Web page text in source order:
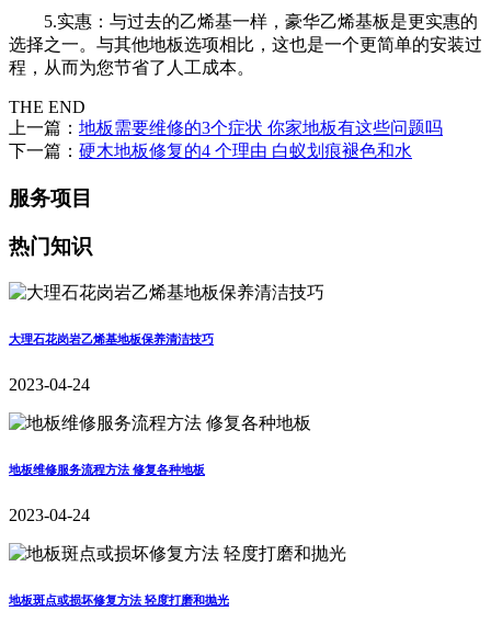
5.实惠：与过去的乙烯基一样，豪华乙烯基板是更实惠的
选择之一。与其他地板选项相比，这也是一个更简单的安装过
程，从而为您节省了人工成本。
THE END
上一篇： 地板需要维修的3个症状 你家地板有这些问题吗
下一篇： 硬木地板修复的4 个理由 白蚁划痕褪色和水
服务项目
热门知识
大理石花岗岩乙烯基地板保养清洁技巧
2023-04-24
地板维修服务流程方法 修复各种地板
2023-04-24
地板斑点或损坏修复方法 轻度打磨和抛光